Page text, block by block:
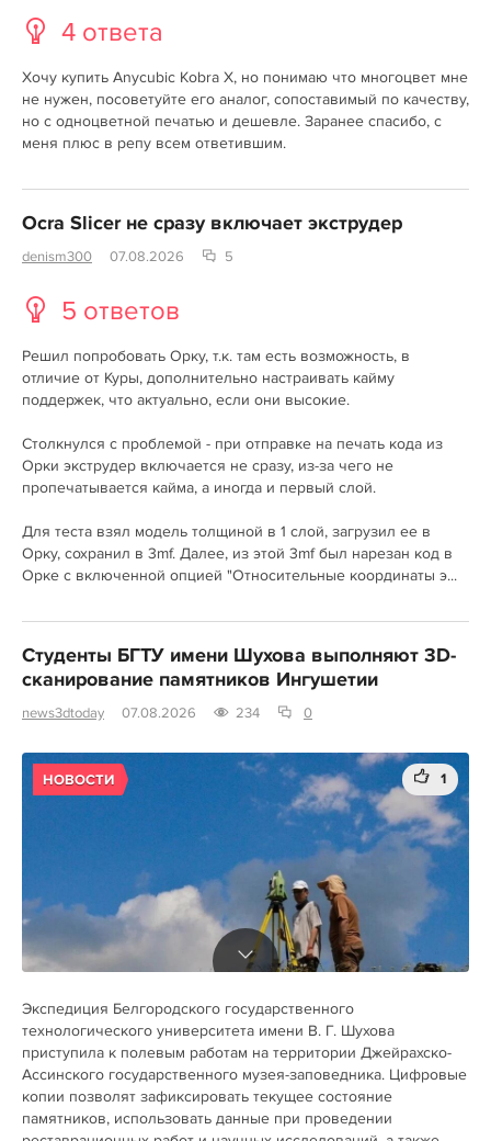
4 ответа
Хочу купить Anycubic Kobra X, но понимаю что многоцвет мне
не нужен, посоветуйте его аналог, сопоставимый по качеству,
но с одноцветной печатью и дешевле. Заранее спасибо, с
меня плюс в репу всем ответившим.
Ocra Slicer не сразу включает экструдер
denism300 07.08.2026 5
5 ответов
Решил попробовать Орку, т.к. там есть возможность, в
отличие от Куры, дополнительно настраивать кайму
поддержек, что актуально, если они высокие.
Столкнулся с проблемой - при отправке на печать кода из
Орки экструдер включается не сразу, из-за чего не
пропечатывается кайма, а иногда и первый слой.
Для теста взял модель толщиной в 1 слой, загрузил ее в
Орку, сохранил в 3mf. Далее, из этой 3mf был нарезан код в
Орке с включенной опцией "Относительные координаты э...
Студенты БГТУ имени Шухова выполняют 3D-
сканирование памятников Ингушетии
news3dtoday 07.08.2026 234 0
НОВОСТИ 1
Экспедиция Белгородского государственного
технологического университета имени В. Г. Шухова
приступила к полевым работам на территории Джейрахско-
Ассинского государственного музея-заповедника. Цифровые
копии позволят зафиксировать текущее состояние
памятников, использовать данные при проведении